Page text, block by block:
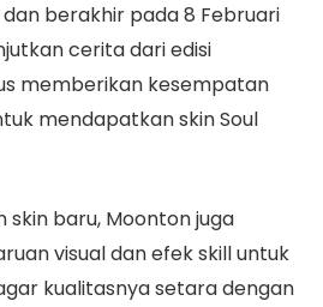
berakhir pada 8 Februari
cerita dari edisi
memberikan kesempatan
mendapatkan skin Soul
skin baru, Moonton juga
visual dan efek skill untuk
kualitasnya setara dengan